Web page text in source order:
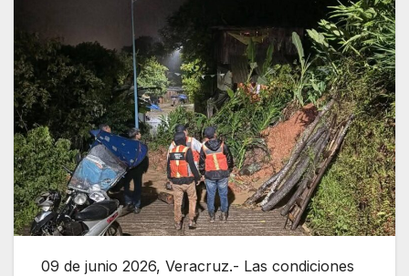
09 de junio 2026, Veracruz.- Las condiciones